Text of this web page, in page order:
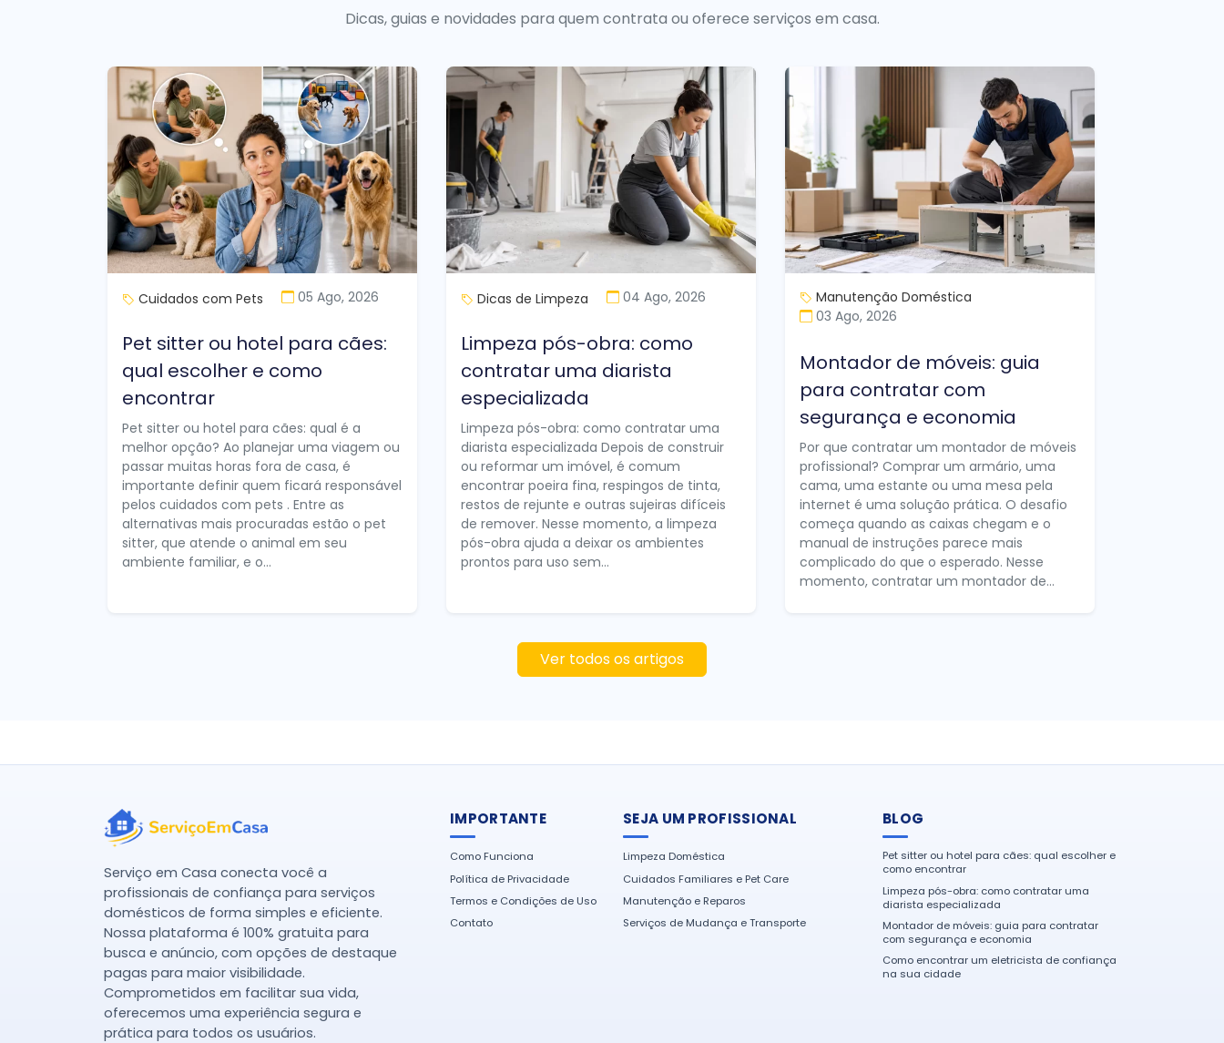
Dicas, guias e novidades para quem contrata ou oferece serviços em casa.
Cuidados com Pets 05 Ago, 2026
Pet sitter ou hotel para cães:
qual escolher e como
encontrar
Pet sitter ou hotel para cães: qual é a
melhor opção? Ao planejar uma viagem ou
passar muitas horas fora de casa, é
importante definir quem ficará responsável
pelos cuidados com pets . Entre as
alternativas mais procuradas estão o pet
sitter, que atende o animal em seu
ambiente familiar, e o...
Dicas de Limpeza 04 Ago, 2026
Limpeza pós-obra: como
contratar uma diarista
especializada
Limpeza pós-obra: como contratar uma
diarista especializada Depois de construir
ou reformar um imóvel, é comum
encontrar poeira fina, respingos de tinta,
restos de rejunte e outras sujeiras difíceis
de remover. Nesse momento, a limpeza
pós-obra ajuda a deixar os ambientes
prontos para uso sem...
Manutenção Doméstica
03 Ago, 2026
Montador de móveis: guia
para contratar com
segurança e economia
Por que contratar um montador de móveis
profissional? Comprar um armário, uma
cama, uma estante ou uma mesa pela
internet é uma solução prática. O desafio
começa quando as caixas chegam e o
manual de instruções parece mais
complicado do que o esperado. Nesse
momento, contratar um montador de...
Ver todos os artigos
Serviço em Casa conecta você a
profissionais de confiança para serviços
domésticos de forma simples e eficiente.
Nossa plataforma é 100% gratuita para
busca e anúncio, com opções de destaque
pagas para maior visibilidade.
Comprometidos em facilitar sua vida,
oferecemos uma experiência segura e
prática para todos os usuários.
IMPORTANTE
Como Funciona
Política de Privacidade
Termos e Condições de Uso
Contato
SEJA UM PROFISSIONAL
Limpeza Doméstica
Cuidados Familiares e Pet Care
Manutenção e Reparos
Serviços de Mudança e Transporte
BLOG
Pet sitter ou hotel para cães: qual escolher e
como encontrar
Limpeza pós-obra: como contratar uma
diarista especializada
Montador de móveis: guia para contratar
com segurança e economia
Como encontrar um eletricista de confiança
na sua cidade